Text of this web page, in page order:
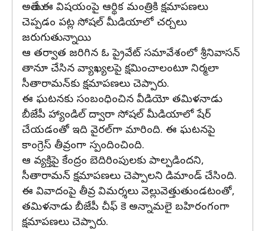
అయితే ఈ విషయంపై ఆర్థిక మంత్రికి క్షమాపణలు
చెప్పడం పట్ల సోషల్‌ మీడియాలో చర్చలు
జరుగుతున్నాయి.
ఆ తర్వాత జరిగిన ఓ ప్రైవేట్‌ సమావేశంలో శ్రీనివాసన్‌
తానూ చేసిన వ్యాఖ్యలపై క్షమించాలంటూ నిర్మలా
సీతారామన్‌కు క్షమాపణలు చెప్పారు.
ఈ ఘటనకు సంబంధించిన వీడియో తమిళనాడు
బీజేపీ హ్యాండిల్ ద్వారా సోషల్ మీడియాలో షేర్
చేయడంతో ఇది వైరల్‌గా మారింది. ఈ ఘటనపై
కాంగ్రెస్‌ తీవ్రంగా స్పందించింది.
ఆ వ్యక్తిపై కేంద్రం బెదిరింపులకు పాల్పడిందని,
సీతారామన్‌ క్షమాపణలు చెప్పాలని డిమాండ్‌ చేసింది.
ఈ వివాదంపై తీవ్ర విమర్శలు వెల్లువెత్తుతుండటంతో,
తమిళనాడు బీజేపీ చీఫ్‌ కె అన్నామలై బహిరంగంగా
క్షమాపణలు చెప్పారు.